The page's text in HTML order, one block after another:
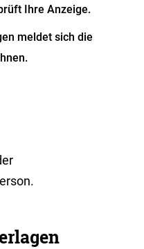
Ihre Anzeige.
meldet sich die